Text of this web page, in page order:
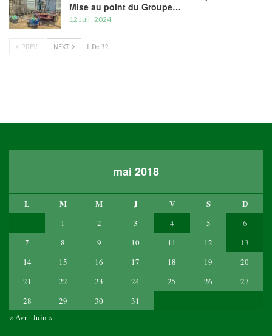
Mise au point du Groupe…
12 Juil , 2024
PREV NEXT 1 De 32
mai 2018
L M M J V S D
1 2 3 4 5
6
7
8 9 10 11 12
13
14
15 16 17 18 19
20
21
22 23 24 25 26
27
28
29 30
31
« Avr Juin »